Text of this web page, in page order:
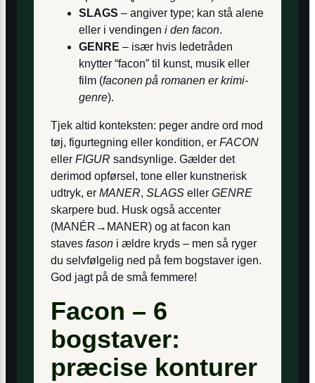
SLAGS – angiver type; kan stå alene
eller i vendingen i den facon.
GENRE – især hvis ledetråden
knytter “facon” til kunst, musik eller
film (faconen på romanen er krimi-
genre).
Tjek altid konteksten: peger andre ord mod
tøj, figurtegning eller kondition, er FACON
eller FIGUR sandsynlige. Gælder det
derimod opførsel, tone eller kunstnerisk
udtryk, er MANER, SLAGS eller GENRE
skarpere bud. Husk også accenter
(MANÉR→MANER) og at facon kan
staves fason i ældre kryds – men så ryger
du selvfølgelig ned på fem bogstaver igen.
God jagt på de små femmere!
Facon – 6
bogstaver:
præcise konturer